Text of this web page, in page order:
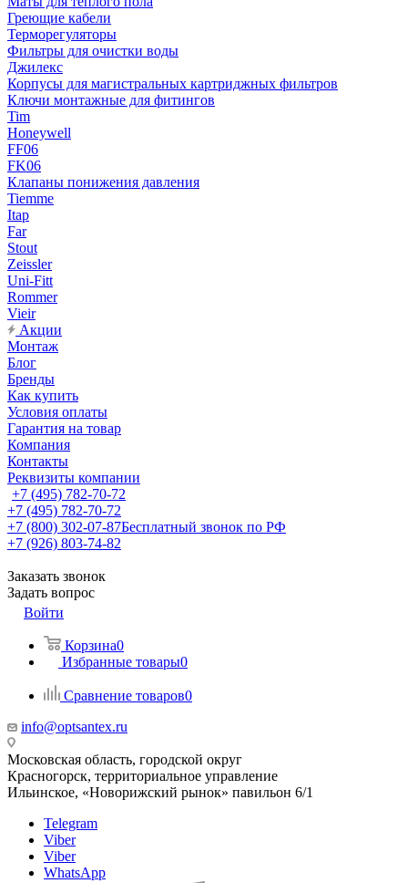
Греющие кабели
Терморегуляторы
Фильтры для очистки воды
Джилекс
Корпусы для магистральных картриджных фильтров
Ключи монтажные для фитингов
Tim
Honeywell
FF06
FK06
Клапаны понижения давления
Tiemme
Itap
Far
Stout
Zeissler
Uni-Fitt
Rommer
Vieir
Акции
Монтаж
Блог
Бренды
Как купить
Условия оплаты
Гарантия на товар
Компания
Контакты
Реквизиты компании
+7 (495) 782-70-72
+7 (495) 782-70-72
+7 (800) 302-07-87Бесплатный звонок по РФ
+7 (926) 803-74-82
Заказать звонок
Задать вопрос
Войти
Корзина0
Избранные товары0
Сравнение товаров0
info@optsantex.ru
Московская область, городской округ
Красногорск, территориальное управление
Ильинское, «Новорижский рынок» павильон 6/1
Telegram
Viber
Viber
WhatsApp